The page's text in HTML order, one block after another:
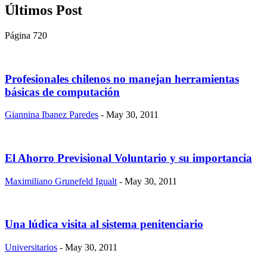
Últimos Post
Página 720
Profesionales chilenos no manejan herramientas
básicas de computación
Giannina Ibanez Paredes - May 30, 2011
El Ahorro Previsional Voluntario y su importancia
Maximiliano Grunefeld Igualt - May 30, 2011
Una lúdica visita al sistema penitenciario
Universitarios - May 30, 2011